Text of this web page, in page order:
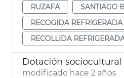
RUZAFA
SANTIAGO
RECOGIDA REFRIGERADA
RECOLLIDA
Dotación sociocultural
modificado hace 2 años